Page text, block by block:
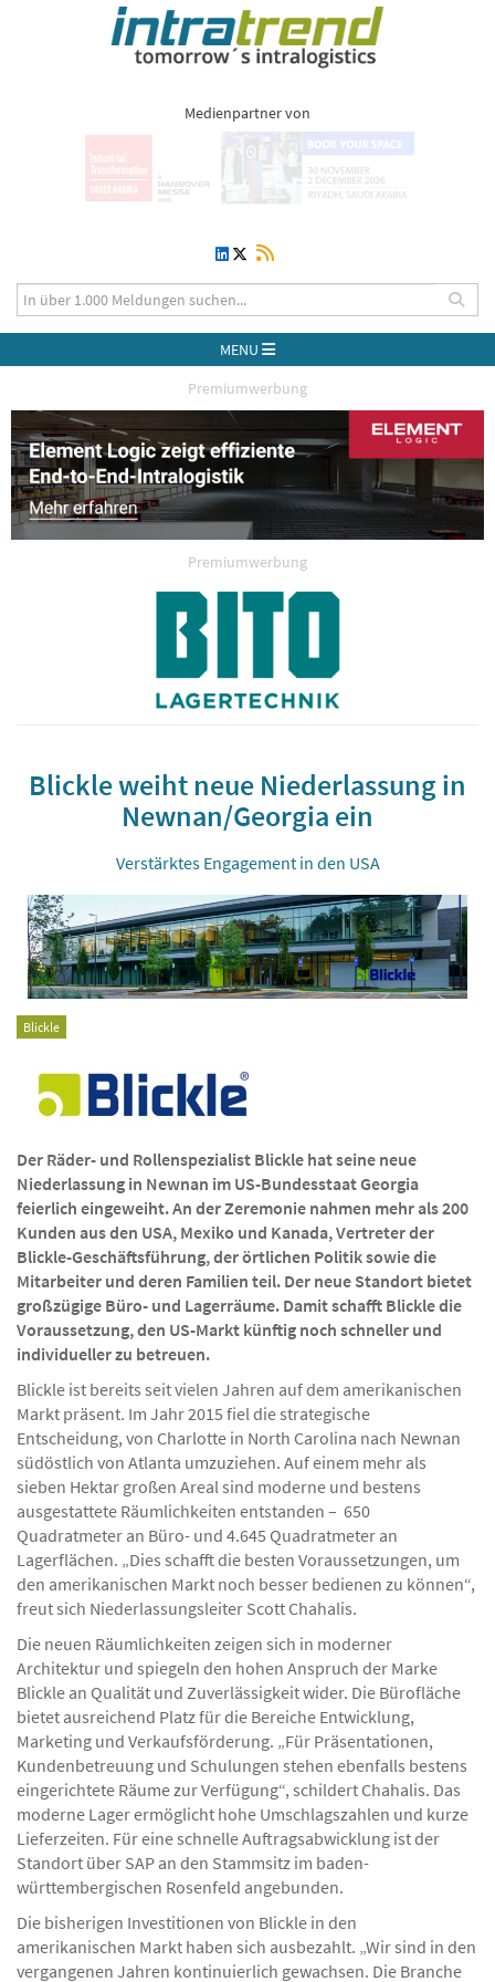
Medienpartner von
MENU
Premiumwerbung
Premiumwerbung
Blickle weiht neue Niederlassung in
Newnan/Georgia ein
Verstärktes Engagement in den USA
Blickle
Der Räder- und Rollenspezialist Blickle hat seine neue
Niederlassung in Newnan im US-Bundesstaat Georgia
feierlich eingeweiht. An der Zeremonie nahmen mehr als 200
Kunden aus den USA, Mexiko und Kanada, Vertreter der
Blickle-Geschäftsführung, der örtlichen Politik sowie die
Mitarbeiter und deren Familien teil. Der neue Standort bietet
großzügige Büro- und Lagerräume. Damit schafft Blickle die
Voraussetzung, den US-Markt künftig noch schneller und
individueller zu betreuen.
Blickle ist bereits seit vielen Jahren auf dem amerikanischen
Markt präsent. Im Jahr 2015 fiel die strategische
Entscheidung, von Charlotte in North Carolina nach Newnan
südöstlich von Atlanta umzuziehen. Auf einem mehr als
sieben Hektar großen Areal sind moderne und bestens
ausgestattete Räumlichkeiten entstanden – 650
Quadratmeter an Büro- und 4.645 Quadratmeter an
Lagerflächen. „Dies schafft die besten Voraussetzungen, um
den amerikanischen Markt noch besser bedienen zu können“,
freut sich Niederlassungsleiter Scott Chahalis.
Die neuen Räumlichkeiten zeigen sich in moderner
Architektur und spiegeln den hohen Anspruch der Marke
Blickle an Qualität und Zuverlässigkeit wider. Die Bürofläche
bietet ausreichend Platz für die Bereiche Entwicklung,
Marketing und Verkaufsförderung. „Für Präsentationen,
Kundenbetreuung und Schulungen stehen ebenfalls bestens
eingerichtete Räume zur Verfügung“, schildert Chahalis. Das
moderne Lager ermöglicht hohe Umschlagszahlen und kurze
Lieferzeiten. Für eine schnelle Auftragsabwicklung ist der
Standort über SAP an den Stammsitz im baden-
württembergischen Rosenfeld angebunden.
Die bisherigen Investitionen von Blickle in den
amerikanischen Markt haben sich ausbezahlt. „Wir sind in den
vergangenen Jahren kontinuierlich gewachsen. Die Branche